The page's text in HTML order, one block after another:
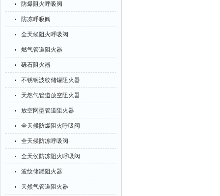
防爆阻火呼吸阀
防冻呼吸阀
全天候阻火呼吸阀
燃气管道阻火器
砾石阻火器
不锈钢波纹储罐阻火器
天然气管道放空阻火器
放空网型管道阻火器
全天候防爆阻火呼吸阀
全天候防冻呼吸阀
全天侯防冻阻火呼吸阀
波纹储罐阻火器
天然气管道阻火器